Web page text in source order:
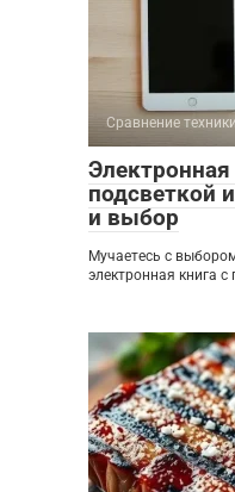
Сравнение техники
Электронная
подсветкой
и выбор
Мучаетесь с
электронная книга с